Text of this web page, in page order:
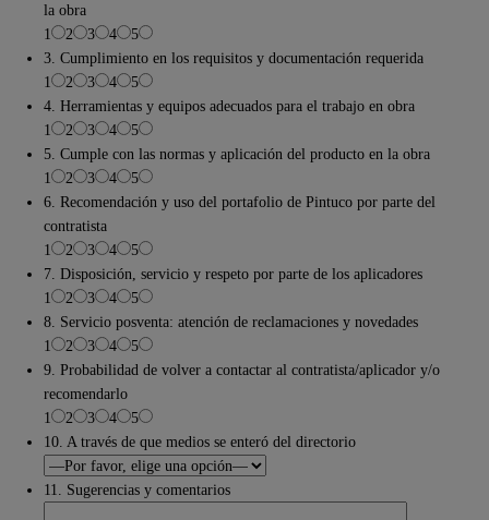
la obra
1
2 3 4
5
3. Cumplimiento en los requisitos y documentación requerida
1
2 3 4
5
4. Herramientas y equipos adecuados para el trabajo en obra
1
2 3 4
5
5. Cumple con las normas y aplicación del producto en la obra
1
2 3 4
5
6. Recomendación y uso del portafolio de Pintuco por parte del
contratista
1
2 3 4
5
7. Disposición, servicio y respeto por parte de los aplicadores
1
2 3 4
5
8. Servicio posventa: atención de reclamaciones y novedades
1
2 3 4
5
9. Probabilidad de volver a contactar al contratista/aplicador y/o
recomendarlo
1
2 3 4
5
10. A través de que medios se enteró del directorio
11. Sugerencias y comentarios